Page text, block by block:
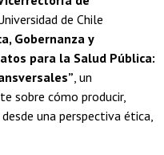
de Chile
Gobernanza y
para la Salud Pública:
, un
sobre cómo producir,
una perspectiva ética,